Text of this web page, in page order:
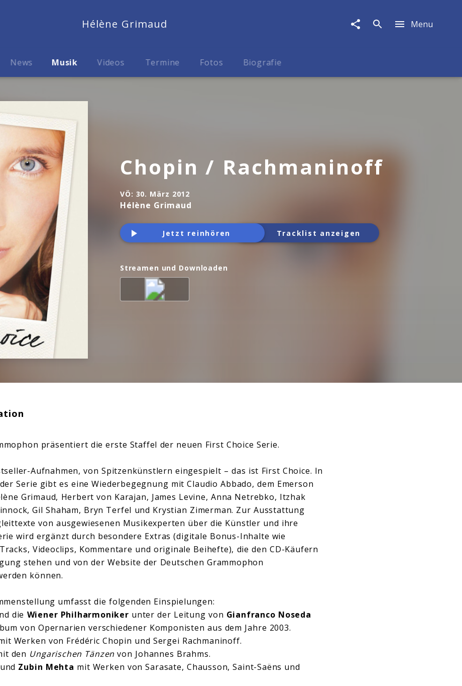
Hélène Grimaud Menu
News Musik Videos Termine Fotos Biografie
Chopin / Rachmaninoff
VÖ: 30. März 2012
Hélène Grimaud
Jetzt reinhören Tracklist anzeigen
Streamen und Downloaden
präsentiert die erste Staffel der neuen First Choice Serie.
Aufnahmen, von Spitzenkünstlern eingespielt – das ist First Choice. In
Serie gibt es eine Wiederbegegnung mit Claudio Abbado, dem Emerson
Grimaud, Herbert von Karajan, James Levine, Anna Netrebko, Itzhak
Gil Shaham, Bryn Terfel und Krystian Zimerman. Zur Ausstattung
von ausgewiesenen Musikexperten über die Künstler und ihre
wird ergänzt durch besondere Extras (digitale Bonus-Inhalte wie
Videoclips, Kommentare und originale Beihefte), die den CD-Käufern
stehen und von der Website der Deutschen Grammophon
können.
umfasst die folgenden Einspielungen:
die Wiener Philharmoniker unter der Leitung von Gianfranco Noseda
von Opernarien verschiedener Komponisten aus dem Jahre 2003.
Werken von Frédéric Chopin und Sergei Rachmaninoff.
den Ungarischen Tänzen von Johannes Brahms.
und Zubin Mehta mit Werken von Sarasate, Chausson, Saint-Saëns und